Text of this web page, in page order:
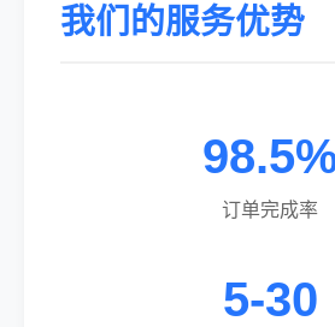
我们的服务优势
订单完成率
5-30